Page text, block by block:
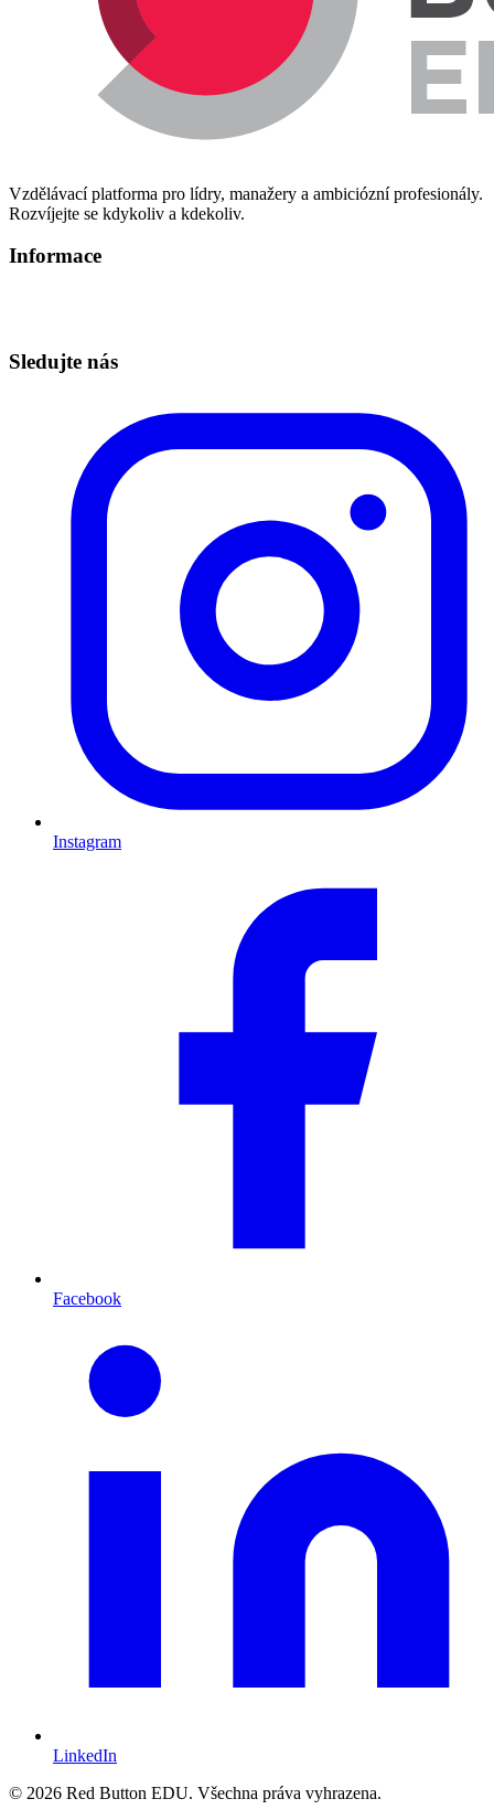
Vzdělávací platforma pro lídry, manažery a ambiciózní profesionály.
Rozvíjejte se kdykoliv a kdekoliv.
Informace
Sledujte nás
Instagram
Facebook
LinkedIn
© 2026 Red Button EDU. Všechna práva vyhrazena.